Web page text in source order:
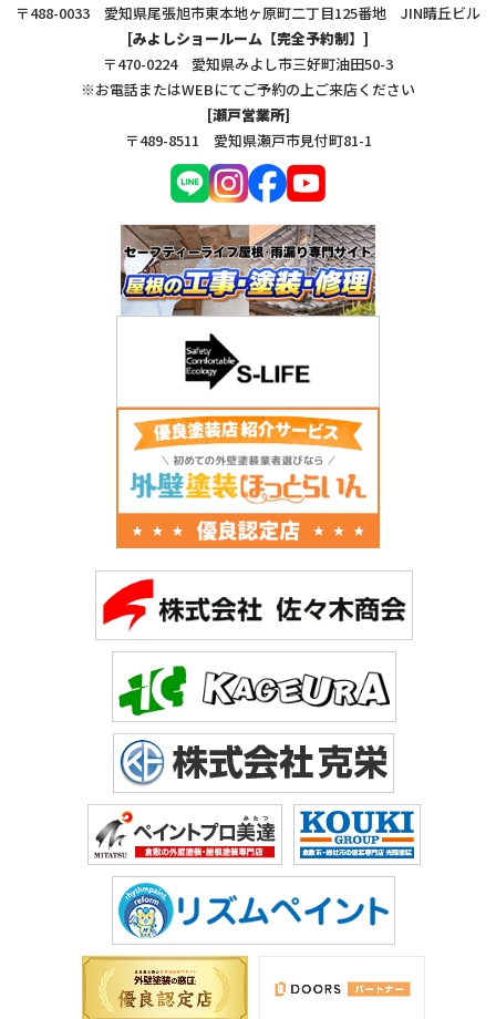
〒488-0033 愛知県尾張旭市東本地ヶ原町二丁目125番地 JIN晴丘ビル
[みよしショールーム【完全予約制】]
〒470-0224 愛知県みよし市三好町油田50-3
※お電話またはWEBにてご予約の上ご来店ください
[瀬戸営業所]
〒489-8511 愛知県瀬戸市見付町81-1